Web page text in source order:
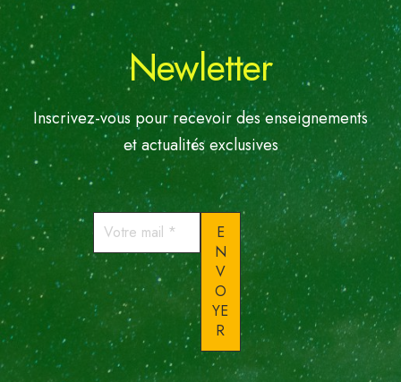
Newletter
Inscrivez-vous pour recevoir des enseignements
et actualités exclusives
Votre
mail